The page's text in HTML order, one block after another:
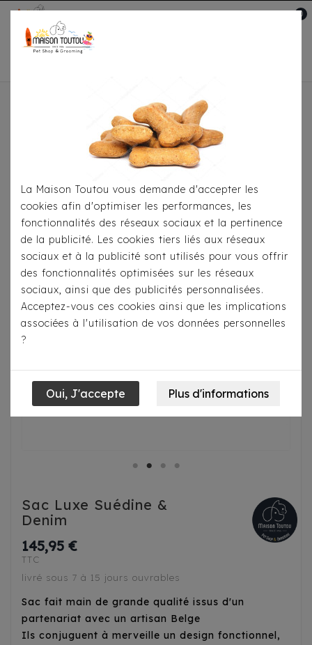
0
Toutou® Handmade Les Sacs
Luxe Suédine & Denim
Sac Luxe Suédine &
Denim
145,95 €
TTC
livré sous 7 à 15 jours ouvrables
Sac fait main de grande qualité issus d'un
partenariat avec un artisan Belge
Ils conjuguent à merveille un design fonctionnel,
La Maison Toutou vous demande d'accepter les
cookies afin d'optimiser les performances, les
fonctionnalités des réseaux sociaux et la pertinence
de la publicité. Les cookies tiers liés aux réseaux
sociaux et à la publicité sont utilisés pour vous offrir
des fonctionnalités optimisées sur les réseaux
sociaux, ainsi que des publicités personnalisées.
Acceptez-vous ces cookies ainsi que les implications
associées à l'utilisation de vos données personnelles
?